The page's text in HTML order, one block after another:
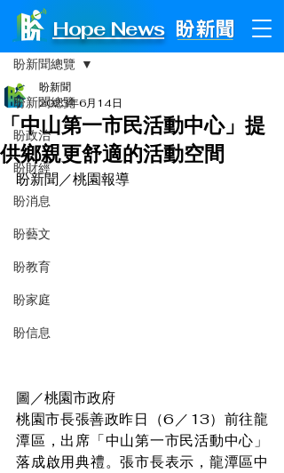
Hope News
文章
盼新聞總覽
盼政治
盼財經
盼消息
盼藝文
盼教育
盼家庭
盼信息
盼新聞總覽
「中山第一市民活動中心」提
供鄉親更舒適的活動空間
盼新聞
2023年6月14日
盼新聞／桃園報導
圖／桃園市政府
桃園市長張善政昨日（6／13）前往龍
潭區，出席「中山第一市民活動中心」
落成啟用典禮。張市長表示，龍潭區中